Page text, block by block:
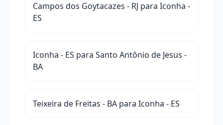
Campos dos Goytacazes - RJ para Iconha -
ES
Iconha - ES para Santo Antônio de Jesus -
BA
Teixeira de Freitas - BA para Iconha - ES